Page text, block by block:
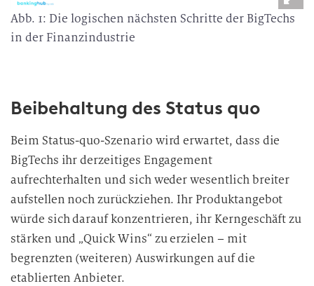
Abb. 1: Die logischen nächsten Schritte der BigTechs
in der Finanzindustrie
Beibehaltung des Status quo
Beim Status-quo-Szenario wird erwartet, dass die
BigTechs ihr derzeitiges Engagement
aufrechterhalten und sich weder wesentlich breiter
aufstellen noch zurückziehen. Ihr Produktangebot
würde sich darauf konzentrieren, ihr Kerngeschäft zu
stärken und „Quick Wins“ zu erzielen – mit
begrenzten (weiteren) Auswirkungen auf die
etablierten Anbieter.